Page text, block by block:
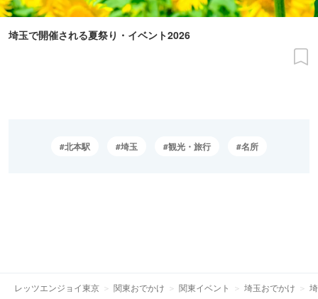
埼玉で開催される夏祭り・イベント2026
北本駅 埼玉 観光・旅行 名所
レッツエンジョイ東京 関東おでかけ 関東イベント 埼玉おでかけ